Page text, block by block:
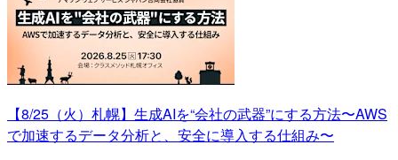
【8/25（火）札幌】生成AIを“会社の武器”にする方法〜AWS
で加速するデータ分析と、安全に導入する仕組み〜